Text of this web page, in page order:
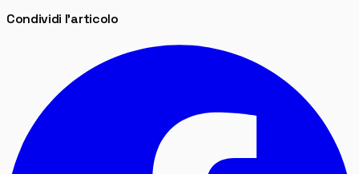
Condividi l'articolo